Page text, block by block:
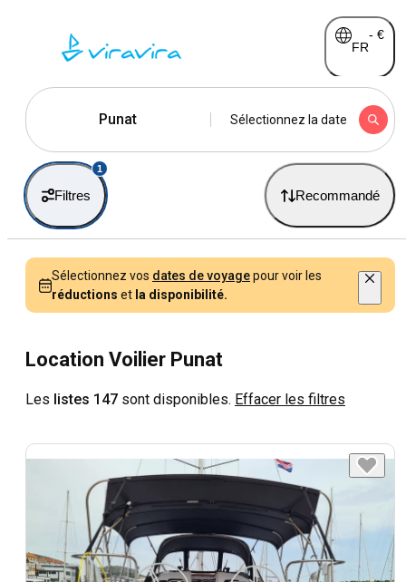
FR
- €
Punat Sélectionnez la date
Filtres
1
Recommandé
Sélectionnez vos dates de voyagepour voir les
réductions et la disponibilité.
Location Voilier Punat
Les listes 147 sont disponibles. Effacer les filtres